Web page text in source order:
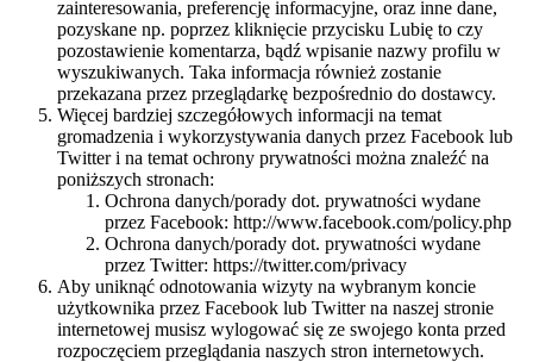
zainteresowania, preferencję informacyjne, oraz inne dane,
pozyskane np. poprzez kliknięcie przycisku Lubię to czy
pozostawienie komentarza, bądź wpisanie nazwy profilu w
wyszukiwanych. Taka informacja również zostanie
przekazana przez przeglądarkę bezpośrednio do dostawcy.
Więcej bardziej szczegółowych informacji na temat
gromadzenia i wykorzystywania danych przez Facebook lub
Twitter i na temat ochrony prywatności można znaleźć na
poniższych stronach:
Ochrona danych/porady dot. prywatności wydane
przez Facebook: http://www.facebook.com/policy.php
Ochrona danych/porady dot. prywatności wydane
przez Twitter: https://twitter.com/privacy
Aby uniknąć odnotowania wizyty na wybranym koncie
użytkownika przez Facebook lub Twitter na naszej stronie
internetowej musisz wylogować się ze swojego konta przed
rozpoczęciem przeglądania naszych stron internetowych.